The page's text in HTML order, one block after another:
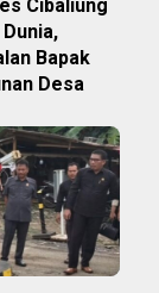
Cibaliung
Bapak
Desa